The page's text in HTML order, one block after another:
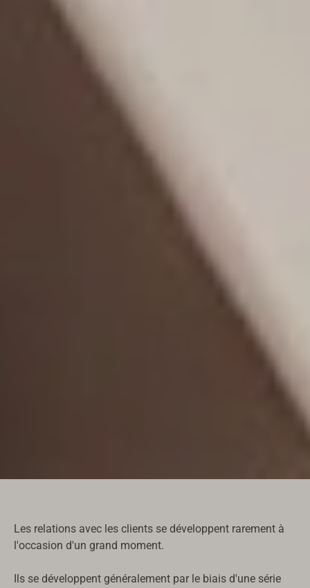
Les relations avec les clients se développent rarement à
l'occasion d'un grand moment.
Ils se développent généralement par le biais d'une série